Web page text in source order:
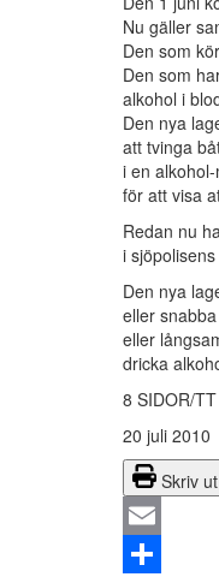
Nu gäller
Den som
Den som
alkohol i
Den nya
att tvinga
i en
för att visa
Redan nu
i
Den nya
eller
eller
dricka
8 SIDOR/TT
20 juli 2010
Skriv ut
Email